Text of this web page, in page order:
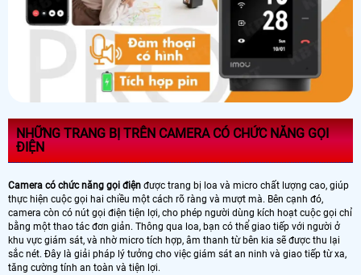
NHỮNG TRANG BỊ TRÊN CAMERA CÓ CHỨC NĂNG GỌI
ĐIỆN
Camera có chức năng gọi điện được trang bị loa và micro chất lượng cao, giúp
thực hiện cuộc gọi hai chiều một cách rõ ràng và mượt mà. Bên cạnh đó,
camera còn có nút gọi điện tiện lợi, cho phép người dùng kích hoạt cuộc gọi chỉ
bằng một thao tác đơn giản. Thông qua loa, bạn có thể giao tiếp với người ở
khu vực giám sát, và nhờ micro tích hợp, âm thanh từ bên kia sẽ được thu lại
sắc nét. Đây là giải pháp lý tưởng cho việc giám sát an ninh và giao tiếp từ xa,
tăng cường tính an toàn và tiện lợi.